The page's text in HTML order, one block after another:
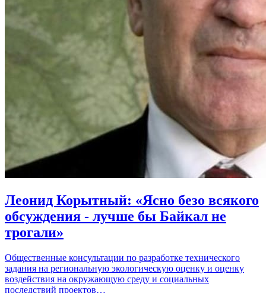
Леонид Корытный: «Ясно безо всякого
обсуждения - лучше бы Байкал не
трогали»
Общественные консультации по разработке технического
задания на региональную экологическую оценку и оценку
воздействия на окружающую среду и социальных
последствий проектов…